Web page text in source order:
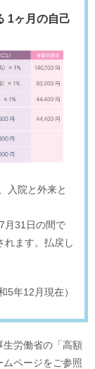
1ヶ月の自己
入院と外来と
月31日の間で
れます。払戻し
5年12月現在）
生労働省の「高額
ページをご参照